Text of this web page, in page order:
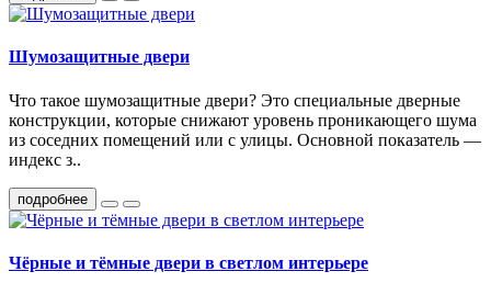
Шумозащитные двери
Что такое шумозащитные двери? Это специальные дверные
конструкции, которые снижают уровень проникающего шума
из соседних помещений или с улицы. Основной показатель —
индекс з..
подробнее
Чёрные и тёмные двери в светлом интерьере